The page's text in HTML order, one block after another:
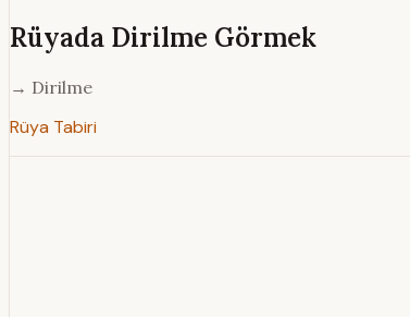
Rüyada Dirilme Görmek
→ Dirilme
Rüya Tabiri